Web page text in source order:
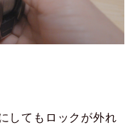
してもロックが外れ